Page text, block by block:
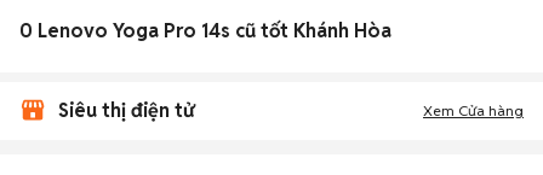
0 Lenovo Yoga Pro 14s cũ tốt Khánh Hòa
Siêu thị điện tử Xem Cửa hàng